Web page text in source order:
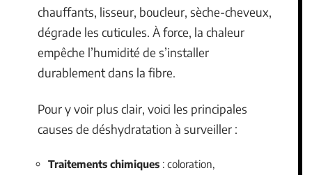
chauffants, lisseur, boucleur, sèche-cheveux,
dégrade les cuticules. À force, la chaleur
empêche l’humidité de s’installer
durablement dans la fibre.
Pour y voir plus clair, voici les principales
causes de déshydratation à surveiller :
Traitements chimiques : coloration,